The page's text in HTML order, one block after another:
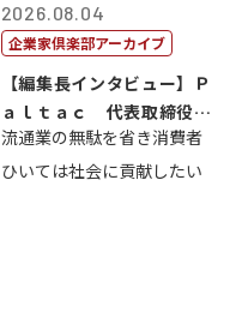
2026.08.04
企業家倶楽部アーカイブ
【編集長インタビュー】Ｐ
ａｌｔａｃ 代表取締役会
長三木田國夫
流通業の無駄を省き消費者
ひいては社会に貢献したい